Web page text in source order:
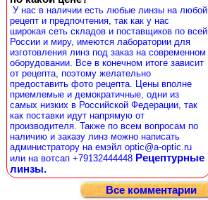
У нас в наличии есть любые линзы на любой
рецепт и предпочтения, так как у нас
широкая сеть складов и поставщиков по всей
России и миру, имеются лаборатории для
изготовления линз под заказ на современном
оборудовании. Все в конечном итоге зависит
от рецепта, поэтому желательно
предоставить фото рецепта. Цены вполне
приемлемые и демократичные, одни из
самых низких в Российской Федерации, так
как поставки идут напрямую от
производителя. Также по всем вопросам по
наличию и заказу линз можно написать
администратору на емэйл optic@a-optic.ru
или на вотсап +79132444448 Рецептурные
линзы.
Все комментарии